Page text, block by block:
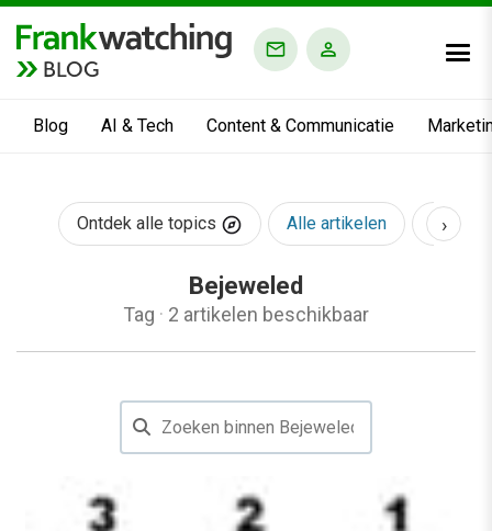
BLOG
Blog AI & Tech Content & Communicatie
Ontdek alle topics Alle artikelen AI &
›
Bejeweled
Tag · 2 artikelen beschikbaar